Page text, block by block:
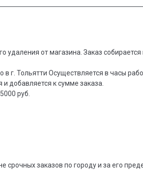
удаления от магазина. Заказ
г. Тольятти Осуществляется в часы
добавляется к сумме заказа.
руб.
срочных заказов по городу и за его